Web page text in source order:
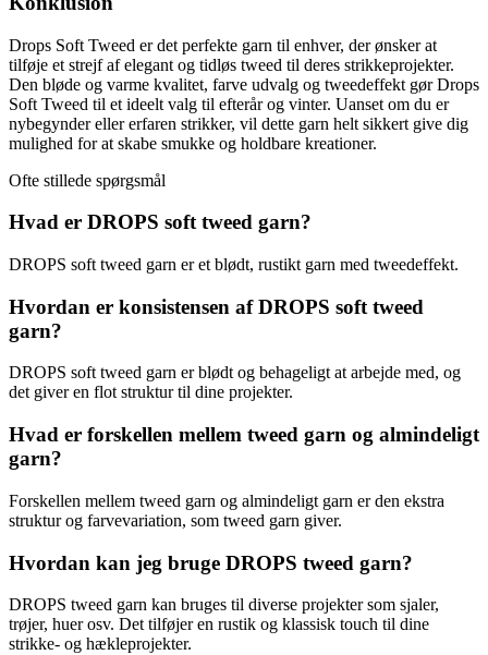
Drops Soft Tweed er det perfekte garn til enhver, der ønsker at
tilføje et strejf af elegant og tidløs tweed til deres strikkeprojekter.
Den bløde og varme kvalitet, farve udvalg og tweedeffekt gør Drops
Soft Tweed til et ideelt valg til efterår og vinter. Uanset om du er
nybegynder eller erfaren strikker, vil dette garn helt sikkert give dig
mulighed for at skabe smukke og holdbare kreationer.
Ofte stillede spørgsmål
Hvad er DROPS soft tweed garn?
DROPS soft tweed garn er et blødt, rustikt garn med tweedeffekt.
Hvordan er konsistensen af DROPS soft tweed
garn?
DROPS soft tweed garn er blødt og behageligt at arbejde med, og
det giver en flot struktur til dine projekter.
Hvad er forskellen mellem tweed garn og almindeligt
garn?
Forskellen mellem tweed garn og almindeligt garn er den ekstra
struktur og farvevariation, som tweed garn giver.
Hvordan kan jeg bruge DROPS tweed garn?
DROPS tweed garn kan bruges til diverse projekter som sjaler,
trøjer, huer osv. Det tilføjer en rustik og klassisk touch til dine
strikke- og hækleprojekter.